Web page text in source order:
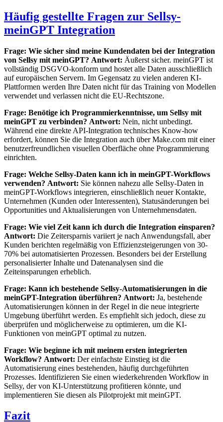
Häufig gestellte Fragen zur Sellsy-
meinGPT Integration
Frage: Wie sicher sind meine Kundendaten bei der Integration
von Sellsy mit meinGPT? Antwort: Äußerst sicher. meinGPT ist
vollständig DSGVO-konform und hostet alle Daten ausschließlich
auf europäischen Servern. Im Gegensatz zu vielen anderen KI-
Plattformen werden Ihre Daten nicht für das Training von Modellen
verwendet und verlassen nicht die EU-Rechtszone.
Frage: Benötige ich Programmierkenntnisse, um Sellsy mit
meinGPT zu verbinden? Antwort: Nein, nicht unbedingt.
Während eine direkte API-Integration technisches Know-how
erfordert, können Sie die Integration auch über Make.com mit einer
benutzerfreundlichen visuellen Oberfläche ohne Programmierung
einrichten.
Frage: Welche Sellsy-Daten kann ich in meinGPT-Workflows
verwenden? Antwort: Sie können nahezu alle Sellsy-Daten in
meinGPT-Workflows integrieren, einschließlich neuer Kontakte,
Unternehmen (Kunden oder Interessenten), Statusänderungen bei
Opportunities und Aktualisierungen von Unternehmensdaten.
Frage: Wie viel Zeit kann ich durch die Integration einsparen?
Antwort: Die Zeitersparnis variiert je nach Anwendungsfall, aber
Kunden berichten regelmäßig von Effizienzsteigerungen von 30-
70% bei automatisierten Prozessen. Besonders bei der Erstellung
personalisierter Inhalte und Datenanalysen sind die
Zeiteinsparungen erheblich.
Frage: Kann ich bestehende Sellsy-Automatisierungen in die
meinGPT-Integration überführen? Antwort: Ja, bestehende
Automatisierungen können in der Regel in die neue integrierte
Umgebung überführt werden. Es empfiehlt sich jedoch, diese zu
überprüfen und möglicherweise zu optimieren, um die KI-
Funktionen von meinGPT optimal zu nutzen.
Frage: Wie beginne ich mit meinem ersten integrierten
Workflow? Antwort: Der einfachste Einstieg ist die
Automatisierung eines bestehenden, häufig durchgeführten
Prozesses. Identifizieren Sie einen wiederkehrenden Workflow in
Sellsy, der von KI-Unterstützung profitieren könnte, und
implementieren Sie diesen als Pilotprojekt mit meinGPT.
Fazit